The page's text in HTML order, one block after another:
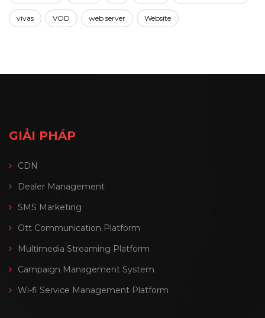
vivas VOD web server Website
GIẢI PHÁP
CDN
Dealer Management
SMS Marketing
Ott Communication Platform
Multimedia Streaming Platform
Campaign Management System
Wi-fi Service Management Platform